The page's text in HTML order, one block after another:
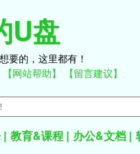
U盘
的，这里都有！
【网站帮助】 【留言建议】
教育&课程 办公&文档